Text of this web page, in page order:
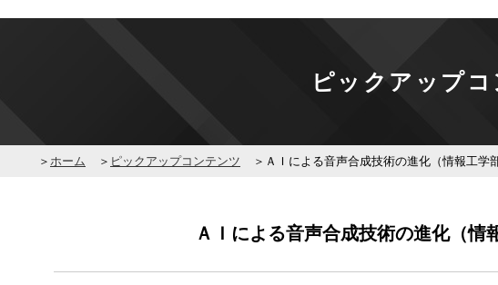
ピックアップ
ホーム ピックアップコンテンツ ＡＩによる音声合成技術の進化（情報工学
ＡＩによる音声合成技術の進化（情